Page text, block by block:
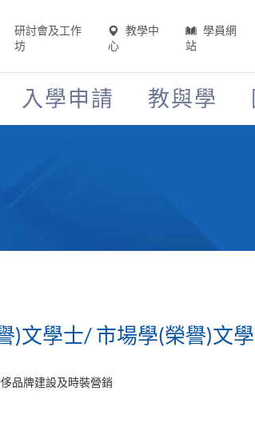
研討會及工作
坊
教學中
心
學員網
站
入學申請 教與學
)文學士/ 市場學(榮譽)文
品牌建設及時裝營銷